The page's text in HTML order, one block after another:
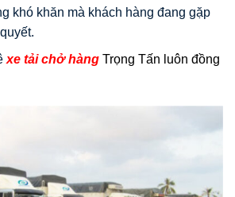
khó khăn mà khách hàng đang gặp
xe tải chở hàng Trọng Tấn luôn đồng